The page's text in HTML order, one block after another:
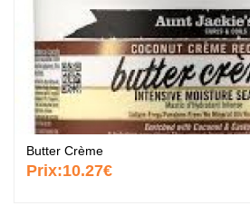
Butter Crème
Prix:10.27€